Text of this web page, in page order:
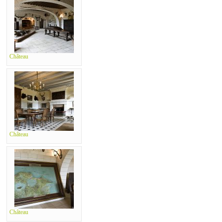
Château
Château
Château